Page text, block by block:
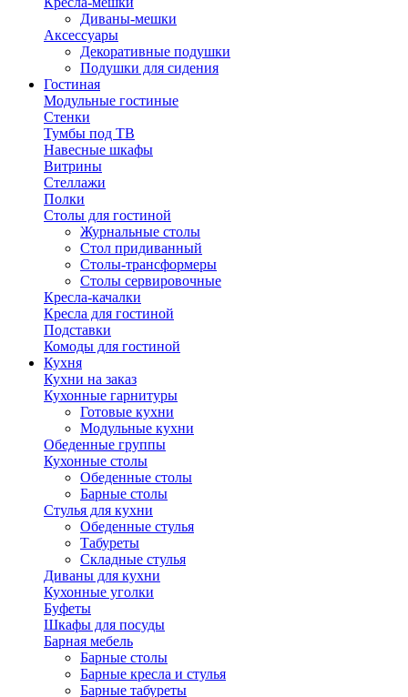
Диваны-мешки
Аксессуары
Декоративные подушки
Подушки для сидения
Гостиная
Модульные гостиные
Стенки
Тумбы под ТВ
Навесные шкафы
Витрины
Стеллажи
Полки
Столы для гостиной
Журнальные столы
Стол придиванный
Столы-трансформеры
Столы сервировочные
Кресла-качалки
Кресла для гостиной
Подставки
Комоды для гостиной
Кухня
Кухни на заказ
Кухонные гарнитуры
Готовые кухни
Модульные кухни
Обеденные группы
Кухонные столы
Обеденные столы
Барные столы
Стулья для кухни
Обеденные стулья
Табуреты
Складные стулья
Диваны для кухни
Кухонные уголки
Буфеты
Шкафы для посуды
Барная мебель
Барные столы
Барные кресла и стулья
Барные табуреты